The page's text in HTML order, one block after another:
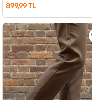
899,99 TL